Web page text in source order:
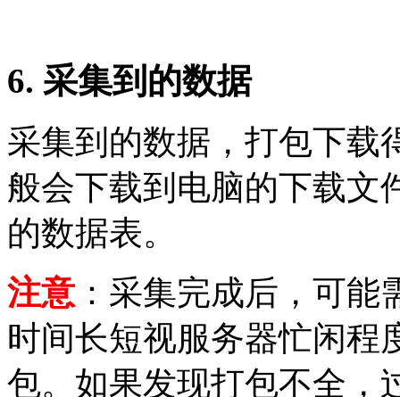
6. 采集到的数据
采集到的数据，打包下载
般会下载到电脑的下载文
的数据表。
注意 ：采集完成后，可
时间长短视服务器忙闲程
包。如果发现打包不全，